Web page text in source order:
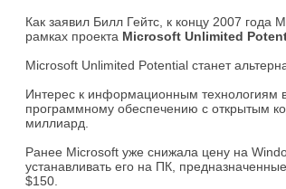
Как заявил Билл Гейтс, к концу 2007 года
рамках проекта Microsoft Unlimited
Microsoft Unlimited Potential станет
Интерес к информационным технологиям
программному обеспечению с открытым
миллиард.
Ранее Microsoft уже снижала цену на
устанавливать его на ПК,
$150.